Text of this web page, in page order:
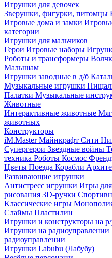
Игрушки для девочек
Зверушки, фигурки, питомцы
Игровые дома и замки
категории
Игрушки для мальчиков
Герои Игровые наборы
Роботы и трансформеры
Малышам
Игрушки заводные в д/б
Музыкальные игрушки
Палатки Музыкальные
Животные
Интерактивные животные
животных
Конструкторы
iM.Master Майнкрафт Сити
Супергерои Звездные войны
техника Роботы Космос
Цветы Поезда Корабли
Развивающие игрушки
Антистресс игрушки Игры
рисования 3D-ручки
Классические игры
Слаймы Пластилин
Игрушки и конструкторы на
Игрушки на радиоуправлении
радиоуправлении
Игрушки Labubu (Лабубу)